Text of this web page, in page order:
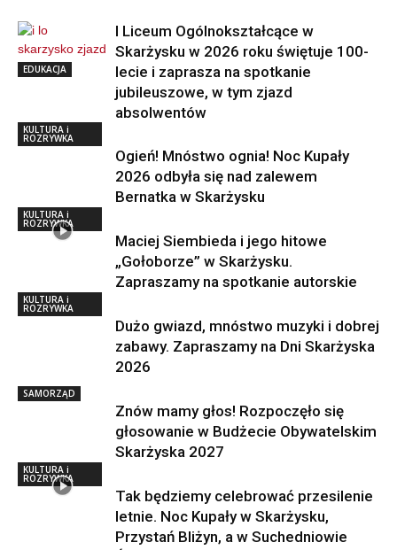
EDUKACJA
I Liceum Ogólnokształcące w
Skarżysku w 2026 roku świętuje 100-
lecie i zaprasza na spotkanie
jubileuszowe, w tym zjazd
absolwentów
KULTURA i
ROZRYWKA
Ogień! Mnóstwo ognia! Noc Kupały
2026 odbyła się nad zalewem
Bernatka w Skarżysku
KULTURA i
ROZRYWKA
Maciej Siembieda i jego hitowe
„Gołoborze” w Skarżysku.
Zapraszamy na spotkanie autorskie
KULTURA i
ROZRYWKA
Dużo gwiazd, mnóstwo muzyki i dobrej
zabawy. Zapraszamy na Dni Skarżyska
2026
SAMORZĄD
Znów mamy głos! Rozpoczęło się
głosowanie w Budżecie Obywatelskim
Skarżyska 2027
KULTURA i
ROZRYWKA
Tak będziemy celebrować przesilenie
letnie. Noc Kupały w Skarżysku,
Przystań Bliżyn, a w Suchedniowie